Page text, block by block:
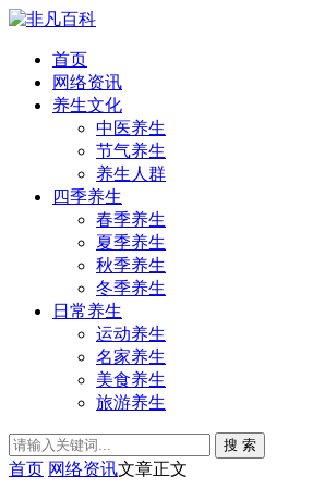
首页
网络资讯
养生文化
中医养生
节气养生
养生人群
四季养生
春季养生
夏季养生
秋季养生
冬季养生
日常养生
运动养生
名家养生
美食养生
旅游养生
搜 索
首页 网络资讯文章正文